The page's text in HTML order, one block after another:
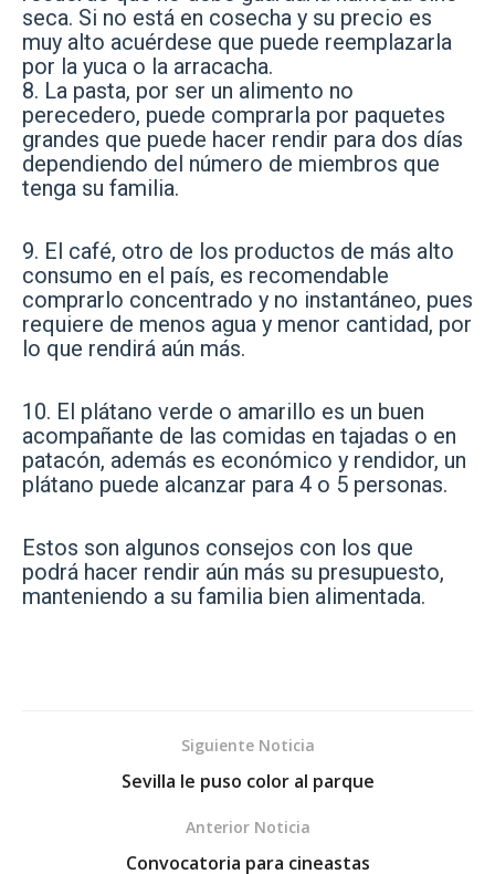
seca. Si no está en cosecha y su precio es
muy alto acuérdese que puede reemplazarla
por la yuca o la arracacha.
8. La pasta, por ser un alimento no
perecedero, puede comprarla por paquetes
grandes que puede hacer rendir para dos días
dependiendo del número de miembros que
tenga su familia.
9. El café, otro de los productos de más alto
consumo en el país, es recomendable
comprarlo concentrado y no instantáneo, pues
requiere de menos agua y menor cantidad, por
lo que rendirá aún más.
10. El plátano verde o amarillo es un buen
acompañante de las comidas en tajadas o en
patacón, además es económico y rendidor, un
plátano puede alcanzar para 4 o 5 personas.
Estos son algunos consejos con los que
podrá hacer rendir aún más su presupuesto,
manteniendo a su familia bien alimentada.
Siguiente Noticia
Sevilla le puso color al parque
Anterior Noticia
Convocatoria para cineastas